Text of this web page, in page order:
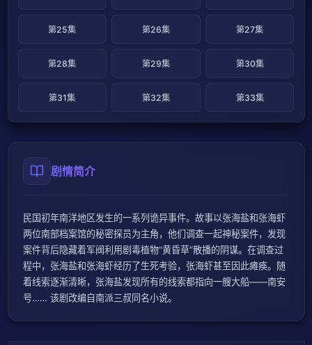
第25集 第26集 第27集
第28集 第29集 第30集
第31集 第32集 第33集
剧情简介
民国初年南洋地区发生的一系列诡异事件。故事以张海盐和张海虾
两位南部档案馆的秘密探员为主角，他们调查一起神秘案件，发现
案件背后隐藏着军阀利用剧毒植物“黄昏草”散播的阴谋。在调查过
程中，张海盐和张海虾经历了生死考验，张海虾甚至因此瘫痪。随
着线索逐渐清晰，张海盐发现所有的线索都指向一艘大船——南安
号…… 该剧改编自南派三叔同名小说。